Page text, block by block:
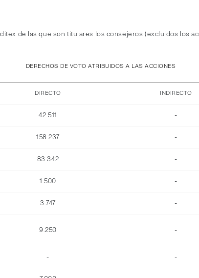
de las que son titulares los consejeros (excluidos los
DERECHOS DE VOTO ATRIBUIDOS A LAS ACCIONES
DIRECTO INDIRECTO
42.511 -
158.237 -
83.342 -
1.500 -
3.747 -
9.250 -
- -